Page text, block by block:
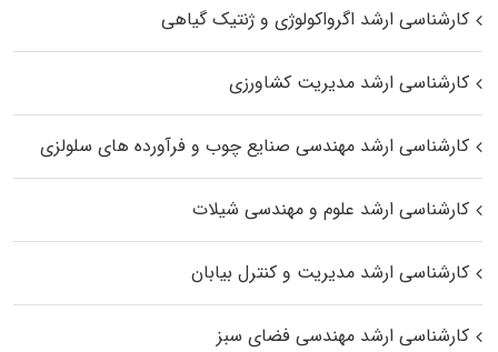
کارشناسی ارشد اگرواکولوژی و ژنتیک گیاهی
کارشناسی ارشد مدیریت کشاورزی
کارشناسی ارشد مهندسی صنایع چوب و فرآورده‌ های سلولزی
کارشناسی ارشد علوم و مهندسی شیلات
کارشناسی ارشد مدیریت و کنترل بیابان
کارشناسی ارشد مهندسی فضای سبز